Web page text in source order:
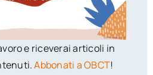
e riceverai articoli in
Abbonati a OBCT!